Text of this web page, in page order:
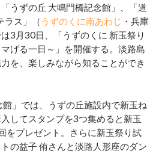
うずの丘 大鳴門橋記念館」、「道
ラス」（ うずのくに南あわじ ・兵庫
3月30日、「うずのくに 新玉祭り
げる一日～」を開催する。淡路島
を、楽しみながら知ることができ
」では、うずの丘施設内で新玉ね
してスタンプを3つ集めると新玉
をプレゼント。さらに新玉祭り試
の益子 侑さんと淡路人形座のダン